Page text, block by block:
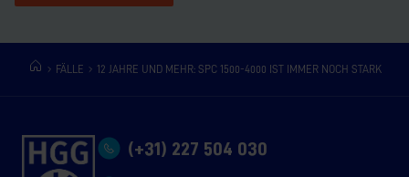
FÄLLE 12 JAHRE UND MEHR: SPC 1500-4000 IST IMMER NOCH STARK
(+31) 227 504 030